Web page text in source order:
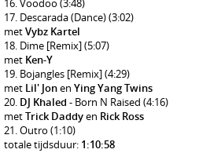
Voodoo (3:48)
Descarada (Dance)(3:02)
metVybz Kartel
Dime [Remix](5:07)
met Ken-Y
Bojangles [Remix](4:29)
met Lil' Jonen Ying Yang Twins
DJ Khaled - Born N Raised (4:16)
metTrick Daddyen Rick Ross
Outro (1:10)
totale tijdsduur: 1:10:58